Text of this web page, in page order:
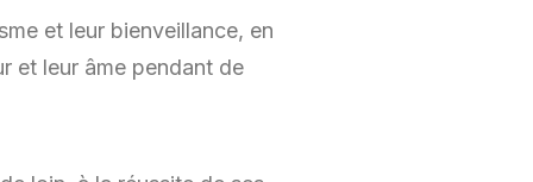
et leur bienveillance, en
et leur âme pendant de